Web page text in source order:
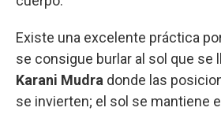
Existe una excelente práctica
se consigue burlar al sol que se
Karani Mudra donde las
se invierten; el sol se mantiene